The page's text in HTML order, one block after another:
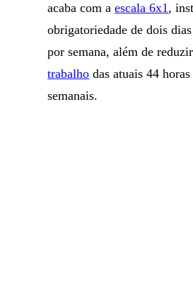
acaba com aescala 6x1,
obrigatoriedade de dois
por semana, além de
trabalho das atuais 44
semanais.